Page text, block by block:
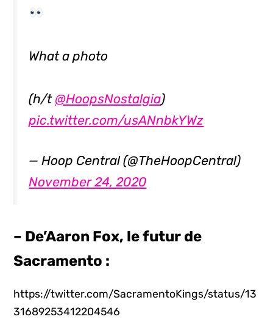
What a photo
(h/t @HoopsNostalgia)
pic.twitter.com/usANnbkYWz
— Hoop Central (@TheHoopCentral)
November 24, 2020
– De’Aaron Fox, le futur de
Sacramento :
https://twitter.com/SacramentoKings/status/13
31689253412204546